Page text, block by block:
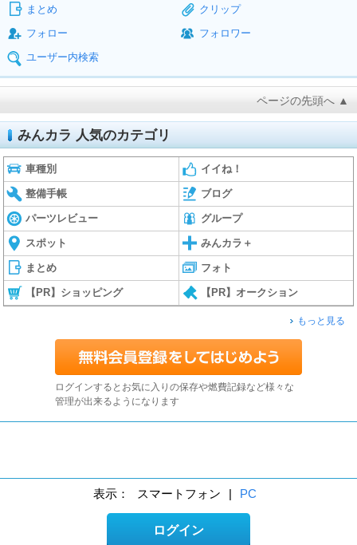
まとめ
クリップ
フォロー
フォロワー
ユーザー内検索
ページの先頭へ ▲
みんカラ 人気のカテゴリ
車種別 イイね！
整備手帳 ブログ
パーツレビュー グループ
スポット みんカラ＋
まとめ フォト
【PR】ショッピング 【PR】オークション
もっと見る
ログインするとお気に入りの保存や燃費記録など様々な
管理が出来るようになります
表示： スマートフォン | PC
ログイン